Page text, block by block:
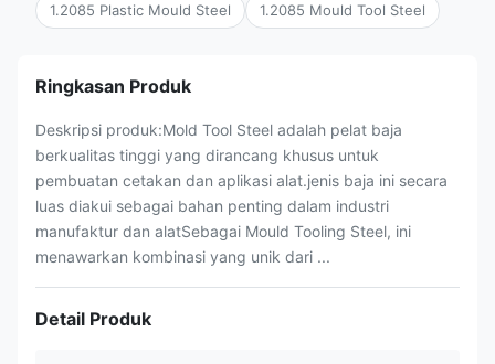
1.2085 Plastic Mould Steel 1.2085 Mould Tool Steel
Ringkasan Produk
Deskripsi produk:Mold Tool Steel adalah pelat baja
berkualitas tinggi yang dirancang khusus untuk
pembuatan cetakan dan aplikasi alat.jenis baja ini secara
luas diakui sebagai bahan penting dalam industri
manufaktur dan alatSebagai Mould Tooling Steel, ini
menawarkan kombinasi yang unik dari ...
Detail Produk